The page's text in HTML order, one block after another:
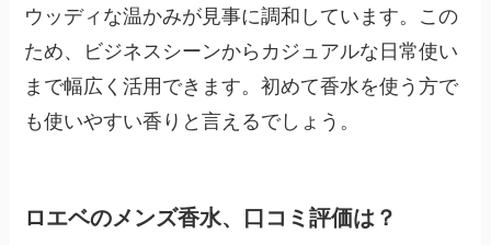
ウッディな温かみが見事に調和しています。この
ため、ビジネスシーンからカジュアルな日常使い
まで幅広く活用できます。初めて香水を使う方で
も使いやすい香りと言えるでしょう。
ロエベのメンズ香水、口コミ評価は？